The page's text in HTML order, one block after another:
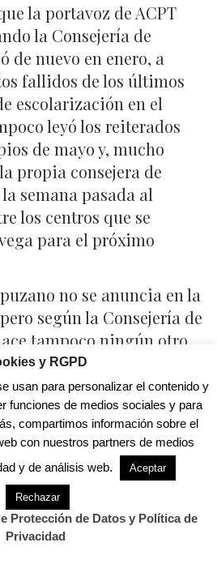
la portavoz de ACPT
la Consejería de
de nuevo en enero, a
fallidos de los últimos
escolarización en el
leyó los reiterados
de mayo y, mucho
propia consejera de
semana pasada al
los centros que se
para el próximo
no se anuncia en la
según la Consejería de
tampoco ningún otro
ya que el objetivo de la
2009-2010 es
proceso de escolarización
etapas educativas, no
centros, que las familias
ha lamentado
la portavoz de ACPT
y RGPD
usan para personalizar el contenido y
funciones de medios sociales y para
compartimos información sobre el
con nuestros partners de medios
y de análisis web.
Aceptar
Rechazar
Protección de Datos y Política de
Privacidad